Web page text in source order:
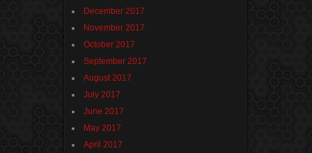
December 2017
November 2017
October 2017
September 2017
August 2017
July 2017
June 2017
May 2017
April 2017